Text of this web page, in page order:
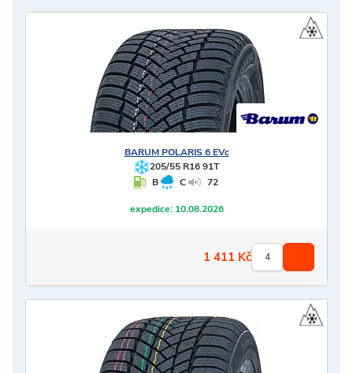
BARUMPOLARIS 6 EVc
205/55 R16 91T
B
C 72
expedice:10.08.2026
1 411 Kč